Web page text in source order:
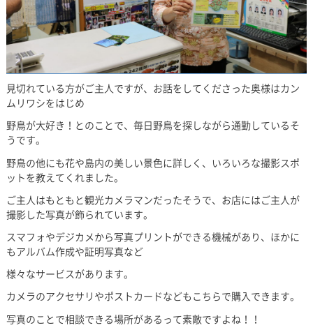
見切れている方がご主人ですが、お話をしてくださった奥様はカン
ムリワシをはじめ
野鳥が大好き！とのことで、毎日野鳥を探しながら通勤しているそ
うです。
野鳥の他にも花や島内の美しい景色に詳しく、いろいろな撮影スポ
ットを教えてくれました。
ご主人はもともと観光カメラマンだったそうで、お店にはご主人が
撮影した写真が飾られています。
スマフォやデジカメから写真プリントができる機械があり、ほかに
もアルバム作成や証明写真など
様々なサービスがあります。
カメラのアクセサリやポストカードなどもこちらで購入できます。
写真のことで相談できる場所があるって素敵ですよね！！